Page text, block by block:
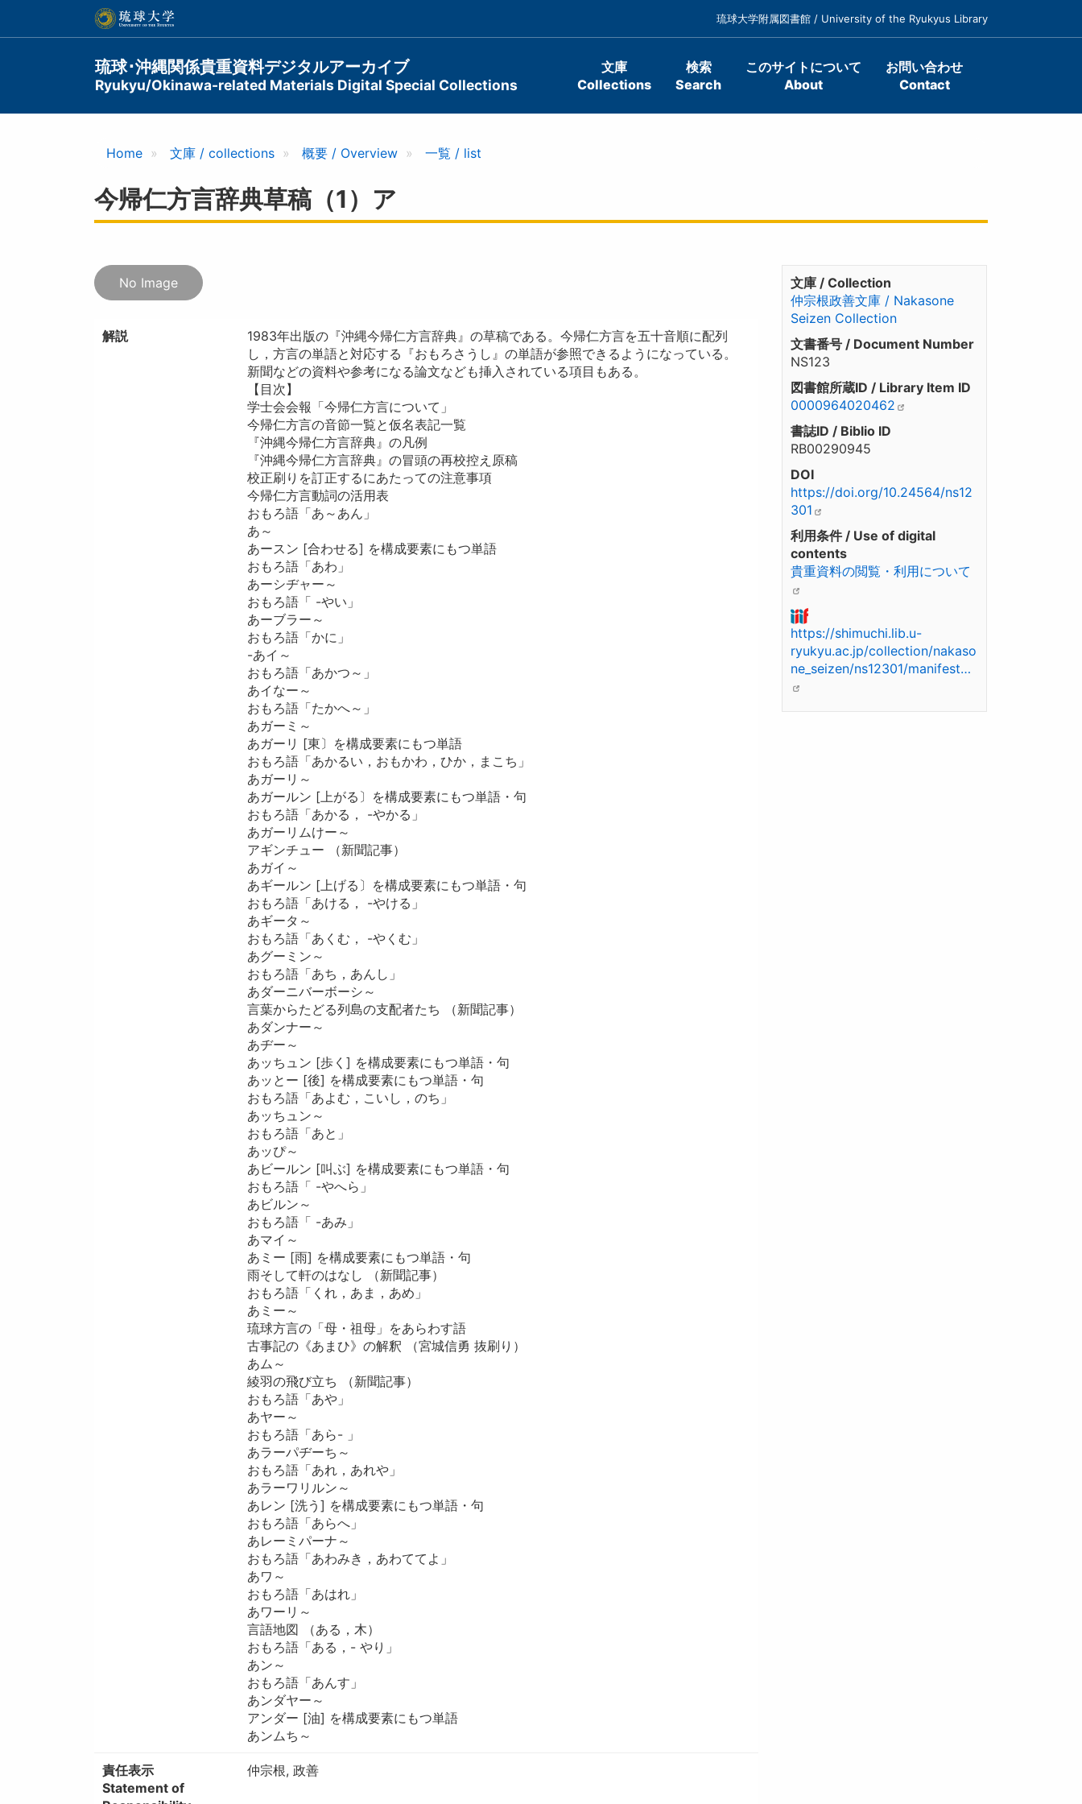
ン
琉球大学附属図書館 / University of the Ryukyus Library
琉球･沖縄関係貴重資料デジタルアーカイブ
Ryukyu/Okinawa-related Materials Digital Special Collections
Main
navigation
文庫
Collections
検索
Search
このサイトについて
About
お問い合わせ
Contact
Home 文庫 / collections 概要 / Overview 一覧 / list
今帰仁方言辞典草稿（1）ア
No Image
解説
1983年出版の『沖縄今帰仁方言辞典』の草稿である。今帰仁方言を五十音順に配列
し，方言の単語と対応する『おもろさうし』の単語が参照できるようになっている。
新聞などの資料や参考になる論文なども挿入されている項目もある。
【目次】
学士会会報「今帰仁方言について」
今帰仁方言の音節一覧と仮名表記一覧
『沖縄今帰仁方言辞典』の凡例
『沖縄今帰仁方言辞典』の冒頭の再校控え原稿
校正刷りを訂正するにあたっての注意事項
今帰仁方言動詞の活用表
おもろ語「あ～あん」
あ～
あースン [合わせる] を構成要素にもつ単語
おもろ語「あわ」
あーシヂャー～
おもろ語「 -やい」
あーブラー～
おもろ語「かに」
-あイ～
おもろ語「あかつ～」
あイなー～
おもろ語「たかへ～」
あガーミ～
あガーリ [東〕を構成要素にもつ単語
おもろ語「あかるい，おもかわ，ひか，まこち」
あガーリ～
あガールン [上がる〕を構成要素にもつ単語・句
おもろ語「あかる， -やかる」
あガーリムけー～
アギンチュー （新聞記事）
あガイ～
あギールン [上げる〕を構成要素にもつ単語・句
おもろ語「あける， -やける」
あギータ～
おもろ語「あくむ， -やくむ」
あグーミン～
おもろ語「あち，あんし」
あダーニバーボーシ～
言葉からたどる列島の支配者たち （新聞記事）
あダンナー～
あヂー～
あッちュン [歩く] を構成要素にもつ単語・句
あッとー [後] を構成要素にもつ単語・句
おもろ語「あよむ，こいし，のち」
あッちュン～
おもろ語「あと」
あッぴ～
あビールン [叫ぶ] を構成要素にもつ単語・句
おもろ語「 -やへら」
あビルン～
おもろ語「 -あみ」
あマイ～
あミー [雨] を構成要素にもつ単語・句
雨そして軒のはなし （新聞記事）
おもろ語「くれ，あま，あめ」
あミー～
琉球方言の「母・祖母」をあらわす語
古事記の《あまひ》の解釈 （宮城信勇 抜刷り）
あム～
綾羽の飛び立ち （新聞記事）
おもろ語「あや」
あヤー～
おもろ語「あら- 」
あラーパヂーち～
おもろ語「あれ，あれや」
あラーワリルン～
あレン [洗う] を構成要素にもつ単語・句
おもろ語「あらへ」
あレーミパーナ～
おもろ語「あわみき，あわててよ」
あワ～
おもろ語「あはれ」
あワーリ～
言語地図 （ある，木）
おもろ語「ある，- やり」
あン～
おもろ語「あんす」
あンダヤー～
アンダー [油] を構成要素にもつ単語
あンムち～
責任表示
Statement of
仲宗根, 政善
文庫 / Collection
仲宗根政善文庫 / Nakasone
Seizen Collection
文書番号 / Document Number
NS123
図書館所蔵ID / Library Item ID
0000964020462
書誌ID / Biblio ID
RB00290945
DOI
https://doi.org/10.24564/ns12
301
利用条件 / Use of digital
contents
貴重資料の閲覧・利用について
https://shimuchi.lib.u-
ryukyu.ac.jp/collection/nakaso
ne_seizen/ns12301/manifest…